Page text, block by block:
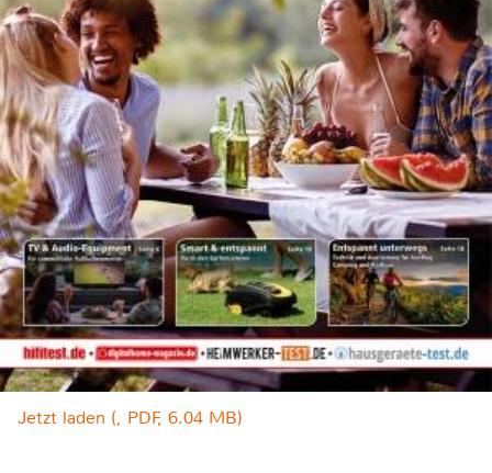
Jetzt laden (, PDF, 6.04 MB)